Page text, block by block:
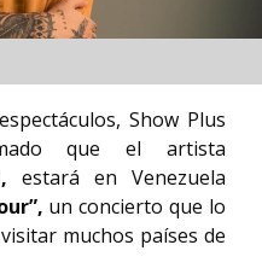
Show Plus
que el artista
estará en Venezuela
un concierto que lo
muchos países de